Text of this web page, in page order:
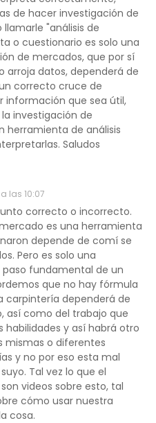
de hacer investigación de
"análisis de
o cuestionario es solo una
de mercados, que por sí
arroja datos, dependerá de
correcto cruce de
información que sea útil,
investigación de
herramienta de análisis
Saludos
las 10:07
correcto o incorrecto.
es una herramienta
depende de comí se
Pero es solo una
fundamental de un
que no hay fórmula
carpintería dependerá de
así como del trabajo que
y así habrá otro
mismas o diferentes
y no por eso esta mal
Tal vez lo que el
videos sobre esto, tal
cómo usar nuestra
cosa.